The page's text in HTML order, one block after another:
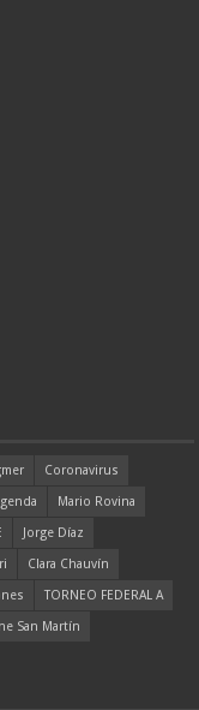
Coronavirus
Mario Rovina
Jorge Díaz
Clara Chauvín
TORNEO FEDERAL A
San Martín